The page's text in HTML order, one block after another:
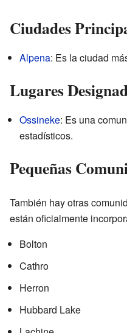
Ciudades
Alpena: Es la ciudad
Lugares
Ossineke: Es una
estadísticos.
Pequeñas
También hay otras
están oficialmente
Bolton
Cathro
Herron
Hubbard Lake